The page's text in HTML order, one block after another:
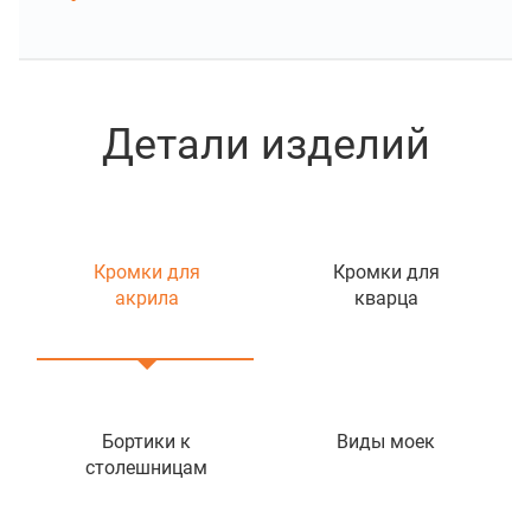
Детали изделий
Кромки для
акрила
Кромки для
кварца
Бортики к
столешницам
Виды моек